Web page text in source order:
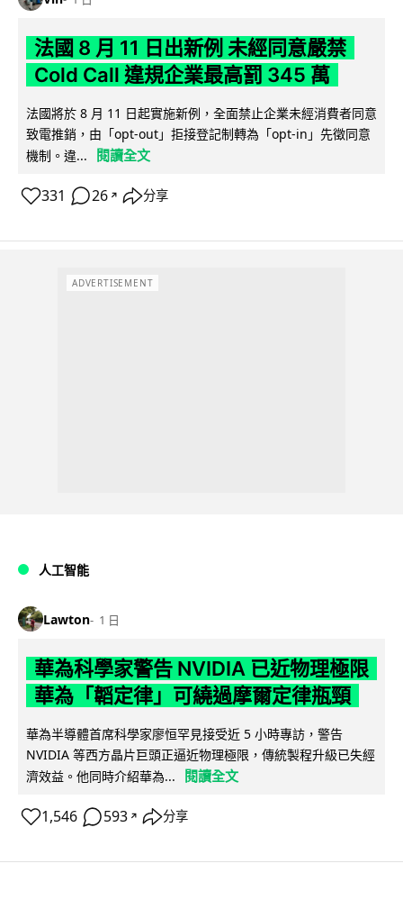
法國 8 月 11 日出新例 未經同意嚴禁
Cold Call 違規企業最高罰 345 萬
法國將於 8 月 11 日起實施新例，全面禁止企業未經消費者同意
致電推銷，由「opt-out」拒接登記制轉為「opt-in」先徵同意
機制。違...
閱讀全文
331 26 ↗ 分享
ADVERTISEMENT
人工智能
Lawton 1 日
華為科學家警告 NVIDIA 已近物理極限
華為「韜定律」可繞過摩爾定律瓶頸
華為半導體首席科學家廖恒罕見接受近 5 小時專訪，警告
NVIDIA 等西方晶片巨頭正逼近物理極限，傳統製程升級已失經
濟效益。他同時介紹華為...
閱讀全文
1,546 593 ↗ 分享